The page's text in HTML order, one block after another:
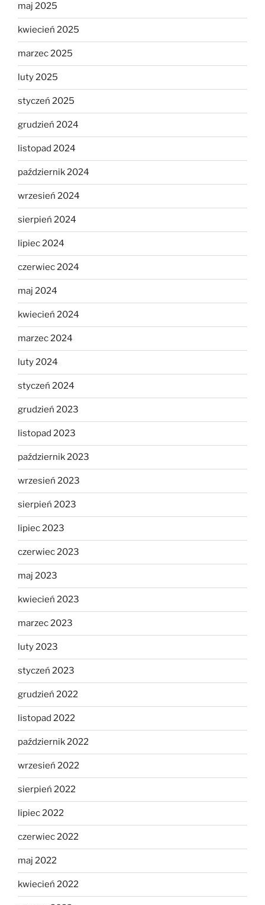
maj 2025
kwiecień 2025
marzec 2025
luty 2025
styczeń 2025
grudzień 2024
listopad 2024
październik 2024
wrzesień 2024
sierpień 2024
lipiec 2024
czerwiec 2024
maj 2024
kwiecień 2024
marzec 2024
luty 2024
styczeń 2024
grudzień 2023
listopad 2023
październik 2023
wrzesień 2023
sierpień 2023
lipiec 2023
czerwiec 2023
maj 2023
kwiecień 2023
marzec 2023
luty 2023
styczeń 2023
grudzień 2022
listopad 2022
październik 2022
wrzesień 2022
sierpień 2022
lipiec 2022
czerwiec 2022
maj 2022
kwiecień 2022